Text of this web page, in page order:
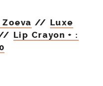
Zoeva // Luxe
Lip Crayon + :